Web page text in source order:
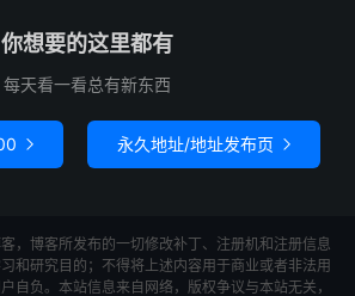
你想要的这里都有
每天看一看总有新东西
 永久地址/地址发布页 
，博客所发布的一切修改补丁、注册机和注册信息
和研究目的；不得将上述内容用于商业或者非法用
自负。本站信息来自网络，版权争议与本站无关，